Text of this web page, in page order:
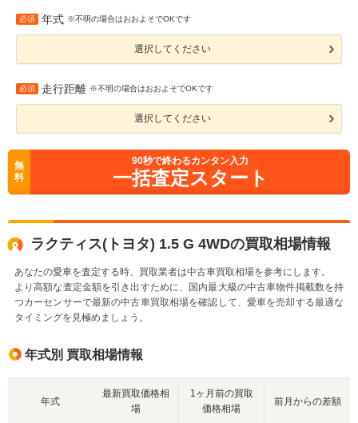
必須 年式 ※不明の場合はおおよそでOKです
選択してください
必須 走行距離 ※不明の場合はおおよそでOKです
選択してください
無
料
90秒で終わるカンタン入力
一括査定スタート
ラクティス(トヨタ) 1.5 G 4WDの買取相場情報
あなたの愛車を査定する時、買取業者は中古車買取相場を参考にします。
より高額な査定金額を引き出すために、国内最大級の中古車物件掲載数を持
つカーセンサーで最新の中古車買取相場を確認して、愛車を売却する最適な
タイミングを見極めましょう。
年式別 買取相場情報
年式
最新買取価格相
場
1ヶ月前の買取
価格相場
前月からの差額